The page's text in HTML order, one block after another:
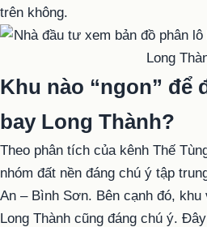
trên không.
Khu nào “ngon” để
bay Long Thành?
Theo phân tích của kênh Thế
nhóm đất nền đáng chú ý tập
An – Bình Sơn. Bên cạnh đó,
Long Thành cũng đáng chú ý.